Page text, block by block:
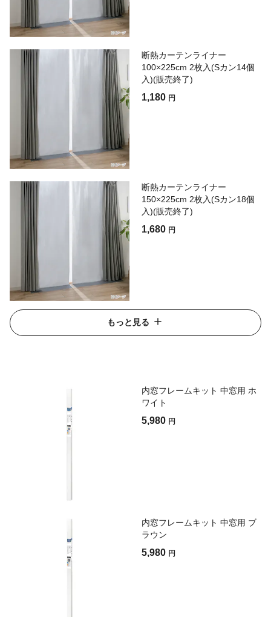
断熱カーテンライナー
100×225cm 2枚入(Sカン14個
入)(販売終了)
1,180 円
断熱カーテンライナー
150×225cm 2枚入(Sカン18個
入)(販売終了)
1,680 円
もっと見る
内窓フレームキット 中窓用 ホ
ワイト
5,980 円
内窓フレームキット 中窓用 ブ
ラウン
5,980 円